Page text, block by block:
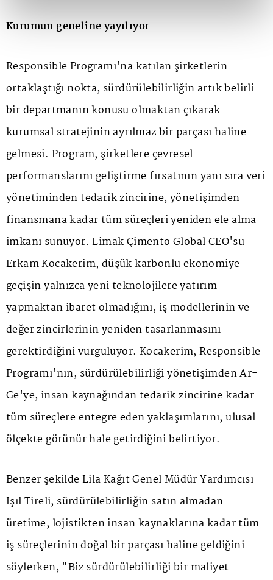
Kurumun geneline yayılıyor
Responsible Programı'na katılan şirketlerin
ortaklaştığı nokta, sürdürülebilirliğin artık belirli
bir departmanın konusu olmaktan çıkarak
kurumsal stratejinin ayrılmaz bir parçası haline
gelmesi. Program, şirketlere çevresel
performanslarını geliştirme fırsatının yanı sıra veri
yönetiminden tedarik zincirine, yönetişimden
finansmana kadar tüm süreçleri yeniden ele alma
imkanı sunuyor. Limak Çimento Global CEO'su
Erkam Kocakerim, düşük karbonlu ekonomiye
geçişin yalnızca yeni teknolojilere yatırım
yapmaktan ibaret olmadığını, iş modellerinin ve
değer zincirlerinin yeniden tasarlanmasını
gerektirdiğini vurguluyor. Kocakerim, Responsible
Programı'nın, sürdürülebilirliği yönetişimden Ar-
Ge'ye, insan kaynağından tedarik zincirine kadar
tüm süreçlere entegre eden yaklaşımlarını, ulusal
ölçekte görünür hale getirdiğini belirtiyor.
Benzer şekilde Lila Kağıt Genel Müdür Yardımcısı
Işıl Tireli, sürdürülebilirliğin satın almadan
üretime, lojistikten insan kaynaklarına kadar tüm
iş süreçlerinin doğal bir parçası haline geldiğini
söylerken, "Biz sürdürülebilirliği bir maliyet